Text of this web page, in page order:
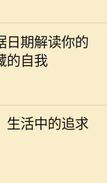
日期解读你的
的自我
命理学作为一门
人们的关注。每个
日期，都会对其
。不同的日期对
生活中的追求
越多的人开始关
的宁静。其中，有
了我们的注意：
。他们并不是简
常是指一个人根